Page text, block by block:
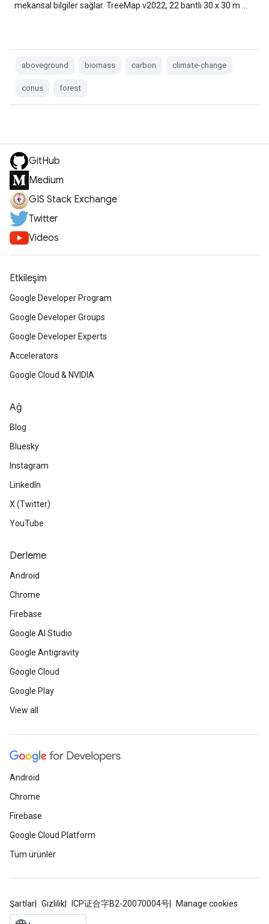
mekansal bilgiler sağlar. TreeMap v2022, 22 bantlı 30 x 30 m …
aboveground biomass carbon climate-change
conus forest
GitHub
Medium
GIS Stack Exchange
Twitter
Videos
Etkileşim
Google Developer Program
Google Developer Groups
Google Developer Experts
Accelerators
Google Cloud & NVIDIA
Ağ
Blog
Bluesky
Instagram
LinkedIn
X (Twitter)
YouTube
Derleme
Android
Chrome
Firebase
Google AI Studio
Google Antigravity
Google Cloud
Google Play
View all
Android
Chrome
Firebase
Google Cloud Platform
Tüm ürünler
Şartlar Gizlilik ICP证合字B2-20070004号 Manage cookies